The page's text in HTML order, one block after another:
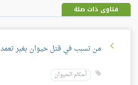
فتاوى ذات صلة
من تسبب في قتل حيوان بغير تعمد
أحكام الحيوان